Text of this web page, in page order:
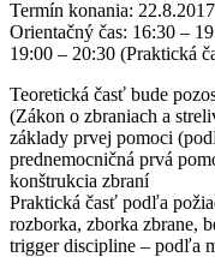
Termín konania:
Orientačný čas: 16:30 –
19:00 – 20:30 (Praktická
Teoretická časť bude
(Zákon o zbraniach a
základy prvej pomoci
prednemocničná prvá
konštrukcia zbraní
Praktická časť podľa
rozborka, zborka zbrane,
trigger discipline – podľa